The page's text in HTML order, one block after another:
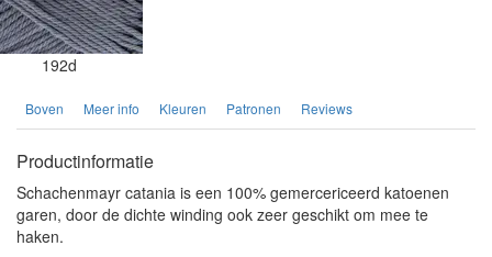
192d
Boven Meer info Kleuren Patronen Reviews
Productinformatie
Schachenmayr catania is een 100% gemercericeerd katoenen
garen, door de dichte winding ook zeer geschikt om mee te
haken.